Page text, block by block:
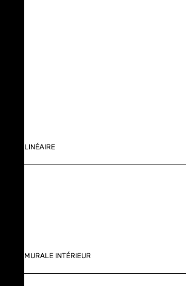
LINÉAIRE
MURALE INTÉRIEUR